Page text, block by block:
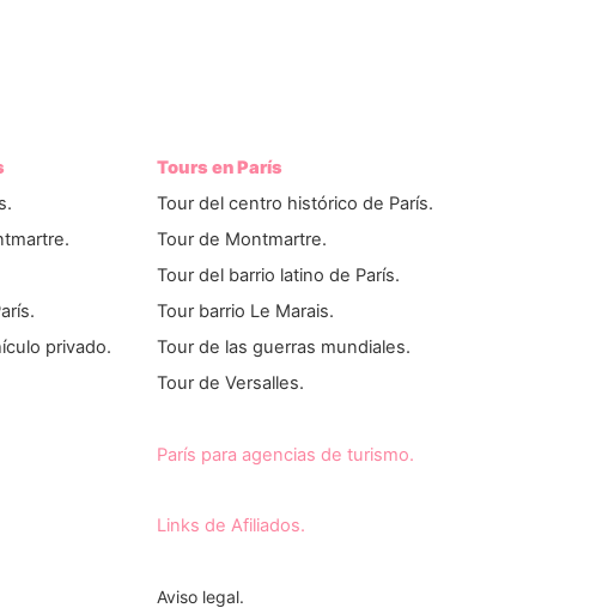
privado.
Tours en París
Tour del centro histórico de París.
Tour de Montmartre.
Tour del barrio latino de París.
Tour barrio Le Marais.
Tour de las guerras mundiales.
Tour de Versalles.
París para agencias de turismo.
Links de Afiliados.
Aviso legal.